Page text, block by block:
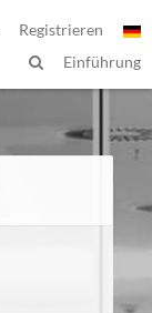
Registrieren
Einführung